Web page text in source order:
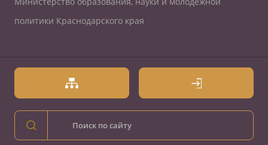
политики Краснодарского края